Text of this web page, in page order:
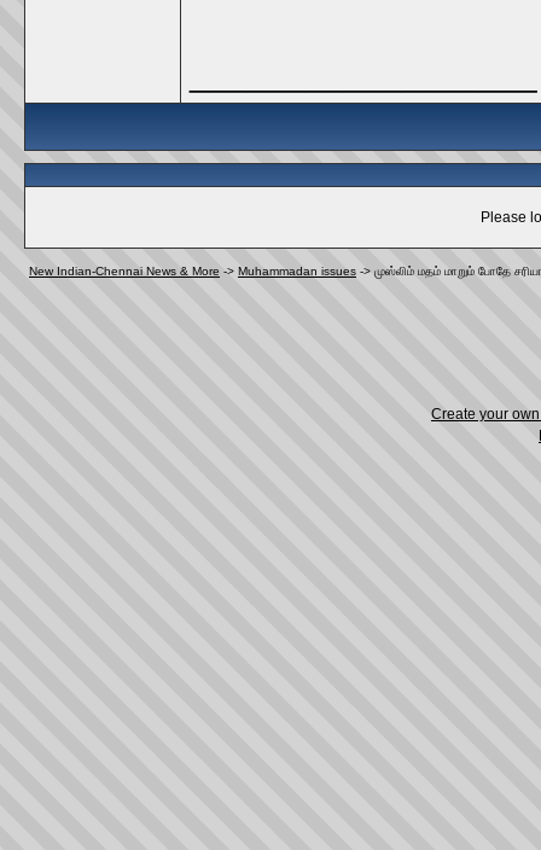
Please
New Indian-Chennai News & More -> Muhammadan issues -> முஸ்லிம் மதம் மாறும் போதே
Create your